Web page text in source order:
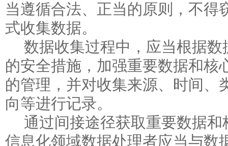
当遵循合法、正当的原则，不得
式收集数据。
数据收集过程中，应当根据
的安全措施，加强重要数据和核
的管理，并对收集来源、时间、
向等进行记录。
通过间接途径获取重要数据
信息化领域数据处理者应当与数